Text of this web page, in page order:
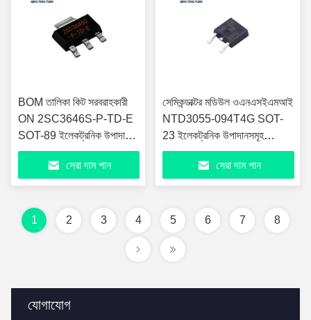
যোগাযোগ
BOM তালিকা কিট সরবরাহকারী
ON 2SC3646S-P-TD-E
SOT-89 ইলেকট্রনিক উপাদান
ics 2SC3646S-P-
সেরা দাম পান
সেমিকন্ডাক্টর মডিউল ওএনএসইএমআই
NTD3055-094T4G SOT-
23 ইলেকট্রনিক উপাদানসমূহ
NTD3055-09
সেরা দাম পান
1 2 3 4 5 6 7 8